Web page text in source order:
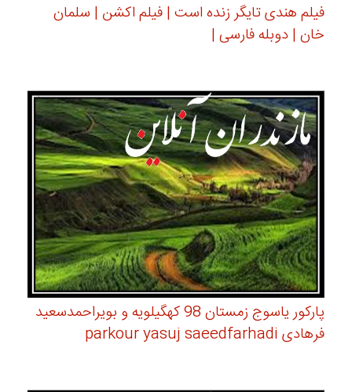
فیلم هندی تایگر زنده است | فیلم اکشن | سلمان
خان | دوبله فارسی |
پارکور یاسوج زمستان 98 کهگیلویه و بویراحمدسعید
فرهادی parkour yasuj saeedfarhadi